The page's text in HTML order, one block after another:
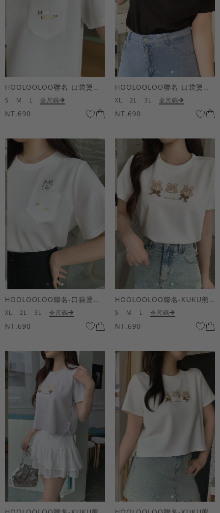
HOOLOOLOO聯名-口袋燙金KUKU熊短袖上衣
S M L 全尺碼
NT.690
HOOLOOLOO聯名-口袋燙金KUKU熊短袖上衣
XL 2L 3L 全尺碼
NT.690
HOOLOOLOO聯名-口袋燙金KUKU熊短袖上衣
XL 2L 3L 全尺碼
NT.690
HOOLOOLOO聯名-KUKU熊蝴蝶結短袖上衣
S M L 全尺碼
NT.690